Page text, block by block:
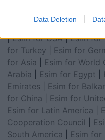
Data Deletion
Esim
|Esim for USA|Esim for
for Turkey
Esim for
for Asia
Esim for World
Arabia
Esim for Egypt
Emirates
Esim for
for China
Esim for
Esim for Latin America
Cooperation Council
South America
Esim for